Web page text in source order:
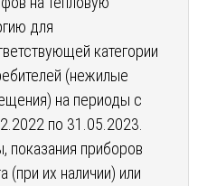
для
категории
(нежилые
на периоды с
по 31.05.2023.
показания приборов
(при их наличии) или